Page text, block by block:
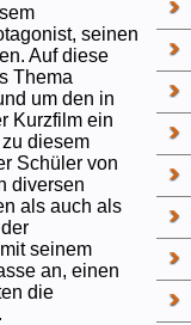
seinen
Auf diese
Thema
um den in
Kurzfilm ein
diesem
Schüler von
diversen
als auch als
seinem
an, einen
die